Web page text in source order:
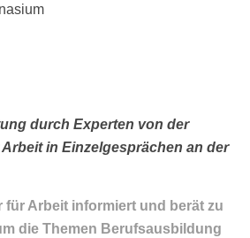
durch Experten von der
in Einzelgesprächen an der
für Arbeit informiert und berät zu
die Themen Berufsausbildung